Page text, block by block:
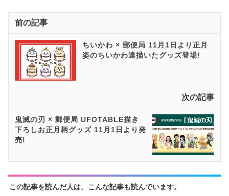
前の記事
ちいかわ × 郵便局 11月1日より正月
姿のちいかわ達描いたグッズ登場!
次の記事
鬼滅の刃 × 郵便局 UFOTABLE描き
下ろしお正月柄グッズ 11月1日より発
売!
この記事を読んだ人は、こんな記事も読んでいます。